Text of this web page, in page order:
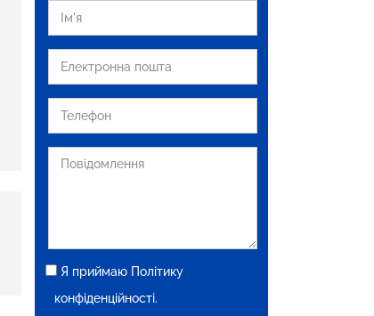
Я приймаю Політику
конфіденційності.